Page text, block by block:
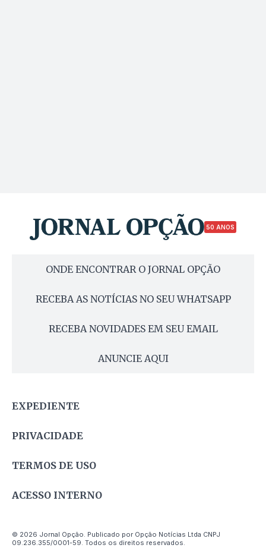
50 ANOS
ONDE ENCONTRAR O JORNAL OPÇÃO
RECEBA AS NOTÍCIAS NO SEU WHATSAPP
RECEBA NOVIDADES EM SEU EMAIL
ANUNCIE AQUI
EXPEDIENTE
PRIVACIDADE
TERMOS DE USO
ACESSO INTERNO
© 2026 Jornal Opção. Publicado por Opção Notícias Ltda CNPJ
09.236.355/0001-59. Todos os direitos reservados.